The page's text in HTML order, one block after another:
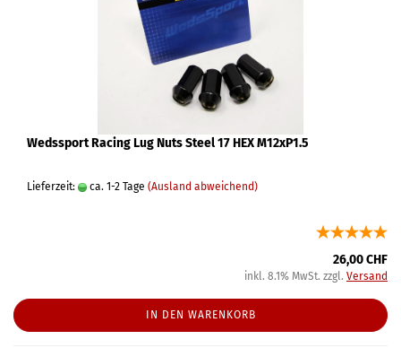
Wedssport Racing Lug Nuts Steel 17 HEX M12xP1.5
Lieferzeit: ca. 1-2 Tage (Ausland abweichend)
26,00 CHF
inkl. 8.1% MwSt. zzgl. Versand
IN DEN WARENKORB